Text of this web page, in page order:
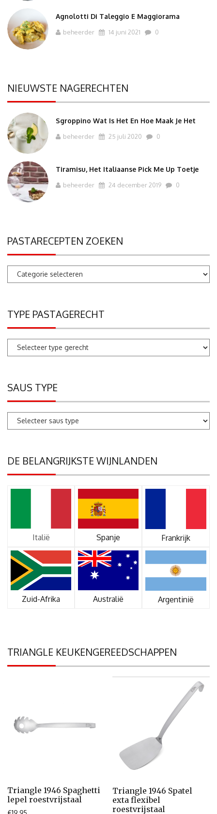
Agnolotti Di Taleggio E Maggiorama
beheerder 14 juni 2021 0
NIEUWSTE NAGERECHTEN
Sgroppino Wat Is Het En Hoe Maak Je Het
beheerder 25 juli 2020 0
Tiramisu, Het Italiaanse Pick Me Up Toetje
beheerder 24 december 2019 0
PASTARECEPTEN ZOEKEN
Pastarecepten
zoeken
TYPE PASTAGERECHT
SAUS TYPE
DE BELANGRIJKSTE WIJNLANDEN
Italië Spanje Frankrijk
Zuid-Afrika Australië Argentinië
TRIANGLE KEUKENGEREEDSCHAPPEN
Triangle 1946 Spaghetti
lepel roestvrijstaal
Triangle 1946 Spatel
exta flexibel
roestvrijstaal